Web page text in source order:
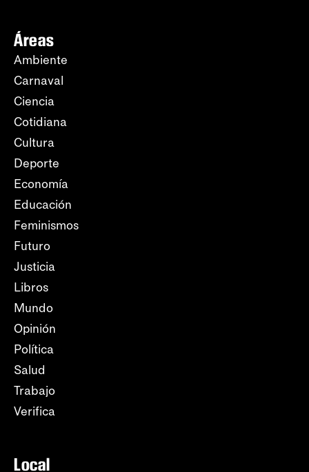
Áreas
Ambiente
Carnaval
Ciencia
Cotidiana
Cultura
Deporte
Economía
Educación
Feminismos
Futuro
Justicia
Libros
Mundo
Opinión
Política
Salud
Trabajo
Verifica
Local